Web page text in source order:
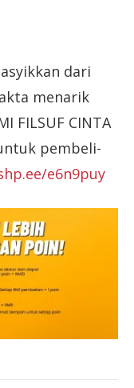
dari
menarik
FILSUF CINTA
pembeli-
e6n9puy